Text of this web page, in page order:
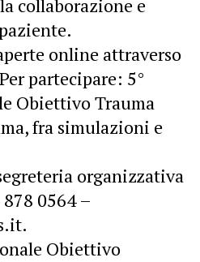
collaborazione e
online attraverso
partecipare: 5°
Obiettivo Trauma
fra simulazioni e
organizzativa
878 0564 –
Obiettivo